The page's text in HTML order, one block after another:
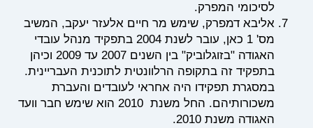
לסיכומי המפרק.
אליבא דמפרק, שימש מר חיים אלעזר יעקב, המשיב
מס' 1 כאן, עובר לשנת 2004 בתפקיד מנהל עובדי
האגודה "בזוגלוביק" בין השנים 2007 עד 2009 וכיהן
בתפקיד זה בתקופה הרלוונטית לתוכנית העבריינית.
במסגרת תפקידו היה אחראי לעובדים והעברת
משכורותיהם. החל משנת 2010 הוא שימש חבר וועד
האגודה משנת 2010.